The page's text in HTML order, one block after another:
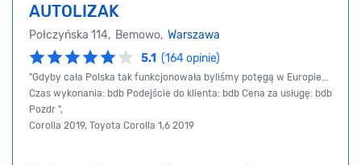
AUTOLIZAK
Połczyńska 114, Bemowo, Warszawa
5.1 (164 opinie)
"Gdyby cała Polska tak funkcjonowała byliśmy potęgą w Europie...
Czas wykonania: bdb Podejście do klienta: bdb Cena za usługę: bdb
Pozdr ",
Corolla 2019, Toyota Corolla 1,6 2019